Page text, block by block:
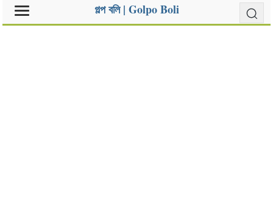
গল্প বলি | Golpo Boli